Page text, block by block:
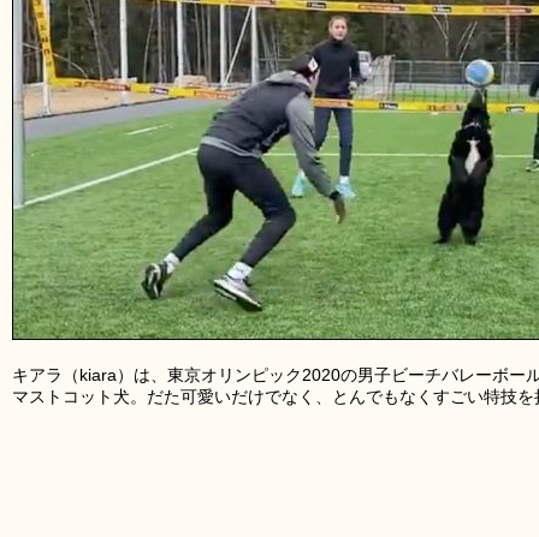
キアラ（kiara）は、東京オリンピック2020の男子ビーチバレーボー
マストコット犬。だた可愛いだけでなく、とんでもなくすごい特技